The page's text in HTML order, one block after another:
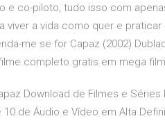
e co-piloto, tudo isso com
viver a vida como quer e
me se for Capaz (2002)
completo gratis em mega
Download de Filmes e
10 de Áudio e Vídeo em Alta